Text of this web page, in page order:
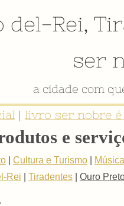
del-Rei,
ser
a cidade com
| livro ser nobre
e
Cultura e Turismo Música
Rei Tiradentes Ouro